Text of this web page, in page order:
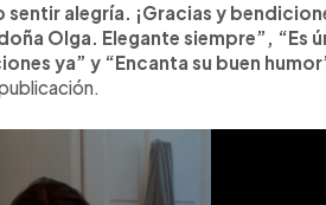
sentir alegría. ¡Gracias y
Olga. Elegante siempre”, “Es
ya” y “Encanta su buen